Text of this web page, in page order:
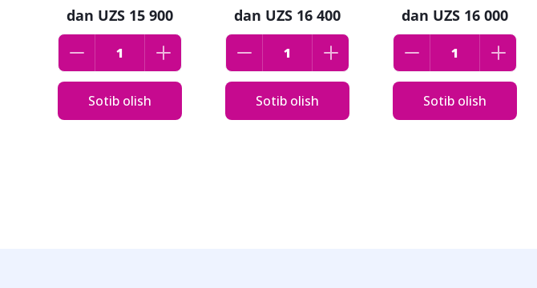
dan UZS 15 900
Sotib olish
dan UZS 16 400
Sotib olish
dan UZS 16 000
Sotib olish